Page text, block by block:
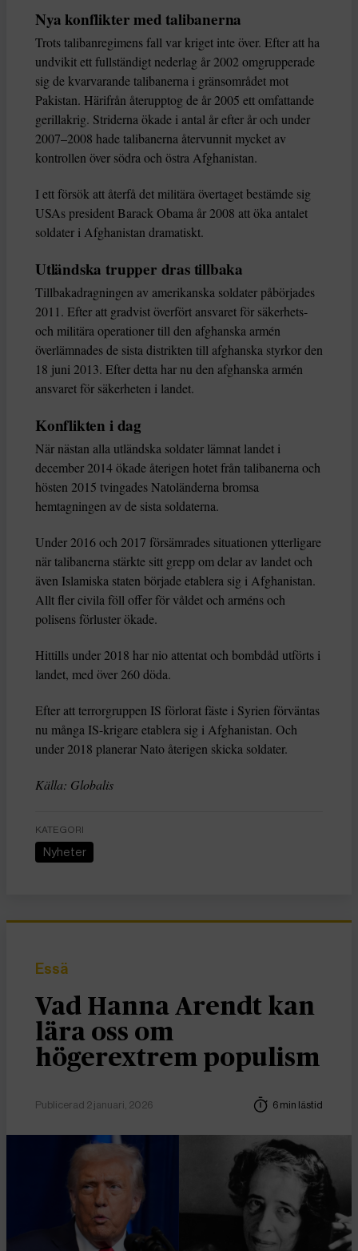
Nya konflikter med talibanerna
Trots talibanregimens fall var kriget inte över. Efter att ha
undvikit ett fullständigt nederlag år 2002 omgrupperade
sig de kvarvarande talibanerna i gränsområdet mot
Pakistan. Härifrån återupptog de år 2005 ett omfattande
gerillakrig. Striderna ökade i antal år efter år och under
2007–2008 hade talibanerna återvunnit mycket av
kontrollen över södra och östra Afghanistan.
I ett försök att återfå det militära övertaget bestämde sig
USAs president Barack Obama år 2008 att öka antalet
soldater i Afghanistan dramatiskt.
Utländska trupper dras tillbaka
Tillbakadragningen av amerikanska soldater påbörjades
2011. Efter att gradvist överfört ansvaret för säkerhets-
och militära operationer till den afghanska armén
överlämnades de sista distrikten till afghanska styrkor den
18 juni 2013. Efter detta har nu den afghanska armén
ansvaret för säkerheten i landet.
Konflikten i dag
När nästan alla utländska soldater lämnat landet i
december 2014 ökade återigen hotet från talibanerna och
hösten 2015 tvingades Natoländerna bromsa
hemtagningen av de sista soldaterna.
Under 2016 och 2017 försämrades situationen ytterligare
när talibanerna stärkte sitt grepp om delar av landet och
även Islamiska staten började etablera sig i Afghanistan.
Allt fler civila föll offer för våldet och arméns och
polisens förluster ökade.
Hittills under 2018 har nio attentat och bombdåd utförts i
landet, med över 260 döda.
Efter att terrorgruppen IS förlorat fäste i Syrien förväntas
nu många IS-krigare etablera sig i Afghanistan. Och
under 2018 planerar Nato återigen skicka soldater.
Källa: Globalis
KATEGORI
Nyheter
Essä
Vad Hanna Arendt kan
lära oss om
högerextrem populism
Publicerad 2 januari, 2026 6 min lästid